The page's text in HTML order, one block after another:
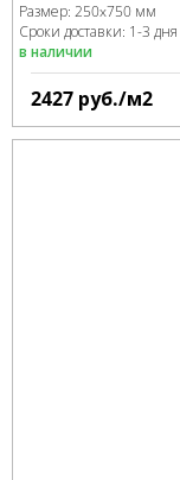
Размер: 250x750 мм
Сроки доставки: 1-3 дня
в наличии
2427 руб./м2